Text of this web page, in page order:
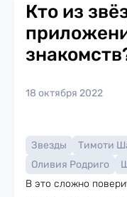
Кто из
18 октября 2022
Звезды Тимоти
Оливия Родриго
В это сложно